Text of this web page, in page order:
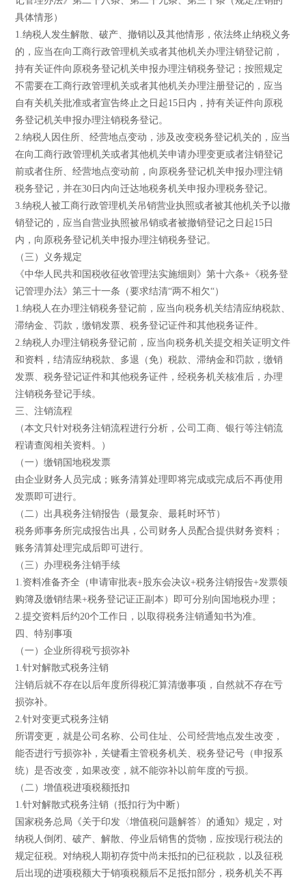
具体情形）
1.纳税人发生解散、破产、撤销以及其他情形，依法终止纳税义务
的，应当在向工商行政管理机关或者其他机关办理注销登记前，
持有关证件向原税务登记机关申报办理注销税务登记；按照规定
不需要在工商行政管理机关或者其他机关办理注册登记的，应当
自有关机关批准或者宣告终止之日起15日内，持有关证件向原税
务登记机关申报办理注销税务登记。
2.纳税人因住所、经营地点变动，涉及改变税务登记机关的，应当
在向工商行政管理机关或者其他机关申请办理变更或者注销登记
前或者住所、经营地点变动前，向原税务登记机关申报办理注销
税务登记，并在30日内向迁达地税务机关申报办理税务登记。
3.纳税人被工商行政管理机关吊销营业执照或者被其他机关予以撤
销登记的，应当自营业执照被吊销或者被撤销登记之日起15日
内，向原税务登记机关申报办理注销税务登记。
（三）义务规定
《中华人民共和国税收征收管理法实施细则》第十六条+《税务登
记管理办法》第三十一条（要求结清“两不相欠“）
1.纳税人在办理注销税务登记前，应当向税务机关结清应纳税款、
滞纳金、罚款，缴销发票、税务登记证件和其他税务证件。
2.纳税人办理注销税务登记前，应当向税务机关提交相关证明文件
和资料，结清应纳税款、多退（免）税款、滞纳金和罚款，缴销
发票、税务登记证件和其他税务证件，经税务机关核准后，办理
注销税务登记手续。
三、注销流程
（本文只针对税务注销流程进行分析，公司工商、银行等注销流
程请查阅相关资料。）
（一）缴销国地税发票
由企业财务人员完成；账务清算处理即将完成或完成后不再使用
发票即可进行。
（二）出具税务注销报告（最复杂、最耗时环节）
税务师事务所完成报告出具，公司财务人员配合提供财务资料；
账务清算处理完成后即可进行。
（三）办理税务注销手续
1.资料准备齐全（申请审批表+股东会决议+税务注销报告+发票领
购簿及缴销结果+税务登记证正副本）即可分别向国地税办理；
2.提交资料后约20个工作日，以取得税务注销通知书为准。
四、特别事项
（一）企业所得税亏损弥补
1.针对解散式税务注销
注销后就不存在以后年度所得税汇算清缴事项，自然就不存在亏
损弥补。
2.针对变更式税务注销
所谓变更，就是公司名称、公司住址、公司经营地点发生改变，
能否进行亏损弥补，关键看主管税务机关、税务登记号（申报系
统）是否改变，如果改变，就不能弥补以前年度的亏损。
（二）增值税进项税额抵扣
1.针对解散式税务注销（抵扣行为中断）
国家税务总局《关于印发〈增值税问题解答〉的通知》规定，对
纳税人倒闭、破产、解散、停业后销售的货物，应按现行税法的
规定征税。对纳税人期初存货中尚未抵扣的已征税款，以及征税
后出现的进项税额大于销项税额后不足抵扣部分，税务机关不再